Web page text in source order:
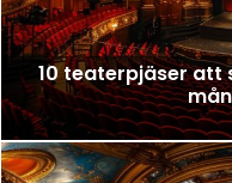
10 teaterpjäser att